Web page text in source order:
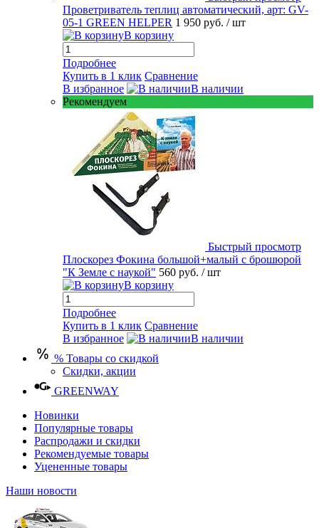
Проветриватель теплиц автоматический, арт: GV-
05-1 GREEN HELPER 1 950 руб. / шт
В корзину
Подробнее
Купить в 1 клик Сравнение
В избранное
В наличии
Рекомендуем
Быстрый просмотр
Плоскорез Фокина большой+малый с брошюрой
"К Земле с наукой" 560 руб. / шт
В корзину
Подробнее
Купить в 1 клик Сравнение
В избранное
В наличии
% Товары со скидкой
Скидки, акции
GREENWAY
Новинки
Популярные товары
Распродажи и скидки
Рекомендуемые товары
Уцененные товары
Наши новости